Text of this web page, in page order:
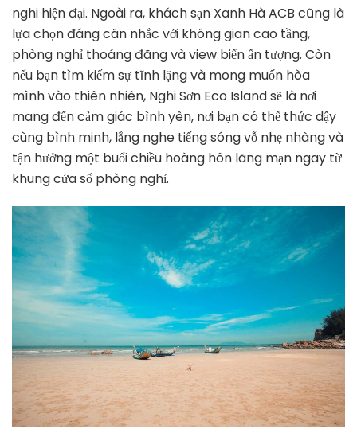
nghi hiện đại. Ngoài ra, khách sạn Xanh Hà ACB cũng là
lựa chọn đáng cân nhắc với không gian cao tầng,
phòng nghỉ thoáng đãng và view biển ấn tượng. Còn
nếu bạn tìm kiếm sự tĩnh lặng và mong muốn hòa
mình vào thiên nhiên, Nghi Sơn Eco Island sẽ là nơi
mang đến cảm giác bình yên, nơi bạn có thể thức dậy
cùng bình minh, lắng nghe tiếng sóng vỗ nhẹ nhàng và
tận hưởng một buổi chiều hoàng hôn lãng mạn ngay từ
khung cửa sổ phòng nghỉ.